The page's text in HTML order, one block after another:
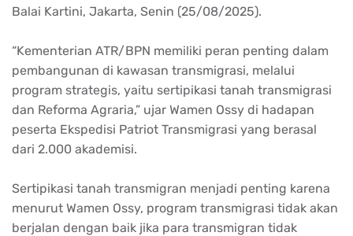
Balai Kartini, Jakarta, Senin (25/08/2025).
“Kementerian ATR/BPN memiliki peran penting dalam
pembangunan di kawasan transmigrasi, melalui
program strategis, yaitu sertipikasi tanah transmigrasi
dan Reforma Agraria,” ujar Wamen Ossy di hadapan
peserta Ekspedisi Patriot Transmigrasi yang berasal
dari 2.000 akademisi.
Sertipikasi tanah transmigran menjadi penting karena
menurut Wamen Ossy, program transmigrasi tidak akan
berjalan dengan baik jika para transmigran tidak